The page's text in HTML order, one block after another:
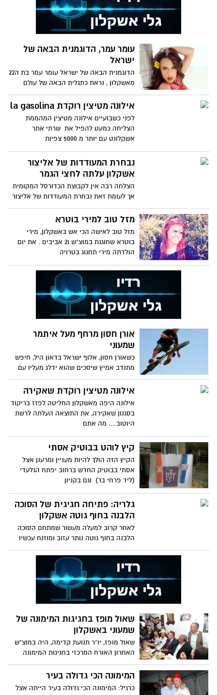
עומר עמר, הדוגמנית הבאה של
ישראל
הדוגמנית הבאה של ישראל עומר עמר בת ה22
מאשקלון , נראת כתגלית הבאה של עולם
הדוגמנות בארץ, רק השבוע
אילונה מטיצין רוקדת la gasolina
לפני כשבועיים אילונה מטיצין המהממת
הצליחה כמעט להפיל את שרתי אתר
אשקלונט עם יותר מ 5000 צפיות
נבחרת המעודדות של אליצור
אשקלון עלתה לחצי הגמר
הצלחה רבה אין לקבוצת הכדורסל המקומית
אך לעומת זאת נבחרת המעודדות של אליצור
אשקלון התבשרה היום על
מזל טוב למירי בוטרא
מזל טוב לאישה הכי אש באשקלון, מירי
בוטרא שחוגגת במוצ"ש 21 אביבים . את יום
הולדתה מירי תחגוג בטרויה
אורן חסון מרחף מעל איתמר
שמעוני
כשאורן חסון, אלוף ישראל בדאון היל, חיפש
מתנדב אמיץ שיסכים שהוא ידלג מעליו עם
אופניים במהלך מופע
אילונה מטיצין רוקדת שאקירה
אילונה היפה מאשקלון החליטה לפזז בריקוד
בסגנון שאקירה, את התוצאה העלתה לרשת
היוטוב.... מה אתם
קיץ לוהט בבוטיק אסתי
הקיץ הזה הולך להיות מעניין ומרענן אצל
אסתי בבוטיק החדש ברחוב יפתח הגלעדי
(ליד פרחי בר) וגם בקניון
גלריה: פתיחה חגיגית של הסוכה
הלבנה בחוף גוטה אשקלון
לאחר קרוב למעלה מעשור שמתחם הסוכה
הלבנה בחוף גוטה נותר עזוב ומוזנח עכשיו
הגיע תורו של העידן החדש
שאול מופז בחגיגות המימונה של
שמעוני באשקלון
שאול מופז, יו"ר תנועת קדימה, היה במוצ"ש
האחרון האורח המרכזי בחגיגות המימונה
המסורתיות שקיים איתמר
המימונה הכי גדולה בעיר
כרגיל: המימונה הכי גדולה בעיר הייתה אצל